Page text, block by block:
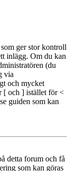
ger stor kontroll
inlägg. Om du kan
(du
via
och mycket
[ och ] istället för <
guiden som kan
detta forum och få
som kan göras